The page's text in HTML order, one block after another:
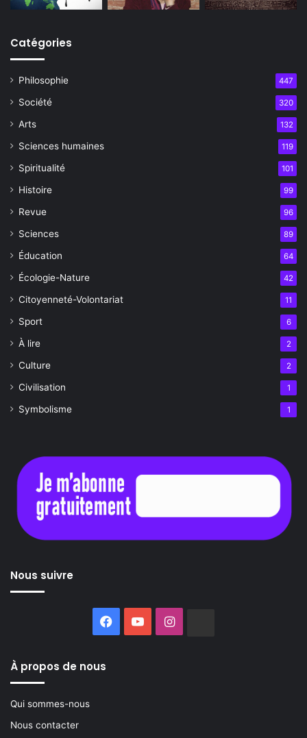
Catégories
Philosophie 447
Société 320
Arts 132
Sciences humaines 119
Spiritualité 101
Histoire 99
Revue 96
Sciences 89
Éducation 64
Écologie-Nature 42
Citoyenneté-Volontariat 11
Sport 6
À lire 2
Culture 2
Civilisation 1
Symbolisme 1
Nous suivre
Facebook
YouTubeInstagram
À propos de nous
Qui sommes-nous
Nous contacter